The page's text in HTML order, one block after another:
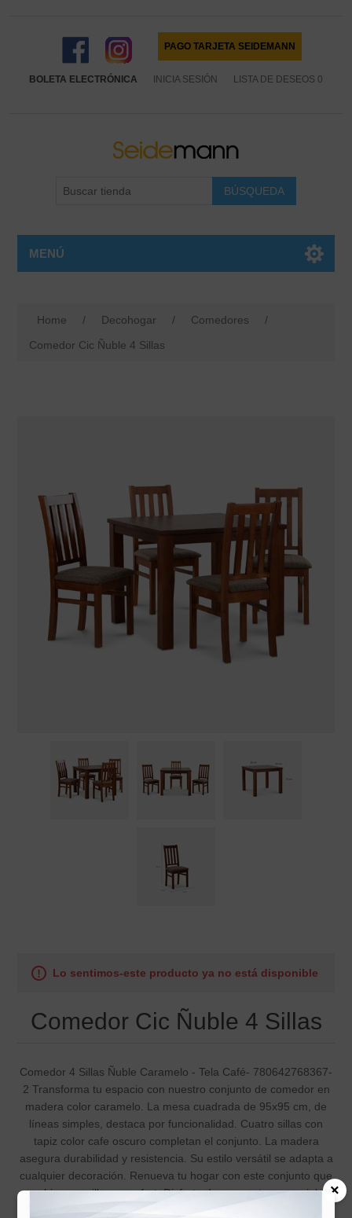
PAGO TARJETA SEIDEMANN
BOLETA ELECTRÓNICA INICIA SESIÓN LISTA DE DESEOS 0
MENÚ
Home / Decohogar / Comedores
/
Comedor Cic Ñuble 4 Sillas
Lo sentimos-este producto ya no está disponible
Comedor Cic Ñuble 4 Sillas
Comedor 4 Sillas Ñuble Caramelo - Tela Café- 780642768367-
2 Transforma tu espacio con nuestro conjunto de comedor en
madera color caramelo. La mesa cuadrada de 95x95 cm, de
líneas simples, destaca por funcionalidad. Cuatro sillas con
tapiz color cafe oscuro completan el conjunto. La madera
asegura durabilidad y resistencia. Su estilo versátil se adapta a
cualquier decoración. Renueva tu hogar con este conjunto que
combina sencillez y confort. Disfruta de momentos especiales
alrededor de este juego de comedor. Este comedor es
×